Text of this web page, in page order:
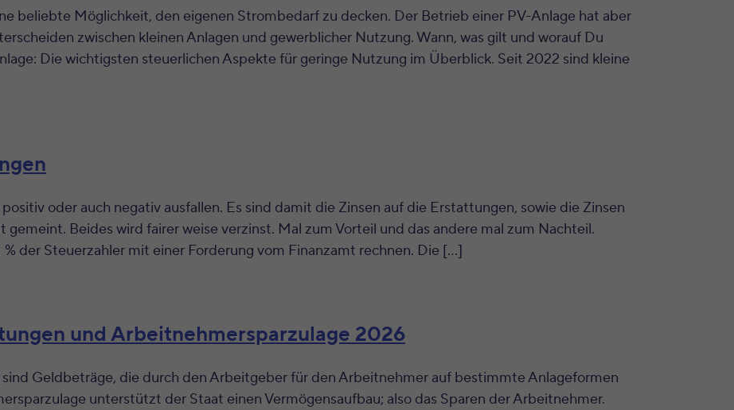
beliebte Möglichkeit, den eigenen Strombedarf zu decken. Der Betrieb einer PV-Anlage hat aber
zwischen kleinen Anlagen und gewerblicher Nutzung. Wann, was gilt und worauf Du
Die wichtigsten steuerlichen Aspekte für geringe Nutzung im Überblick. Seit 2022 sind kleine
oder auch negativ ausfallen. Es sind damit die Zinsen auf die Erstattungen, sowie die Zinsen
Beides wird fairer weise verzinst. Mal zum Vorteil und das andere mal zum Nachteil.
% der Steuerzahler mit einer Forderung vom Finanzamt rechnen. Die […]
und Arbeitnehmersparzulage 2026
Geldbeträge, die durch den Arbeitgeber für den Arbeitnehmer auf bestimmte Anlageformen
unterstützt der Staat einen Vermögensaufbau; also das Sparen der Arbeitnehmer.